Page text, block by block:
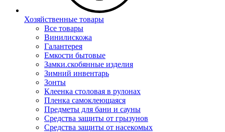
Хозяйственные товары
Все товары
Винилискожа
Галантерея
Емкости бытовые
Замки.скобянные изделия
Зимний инвентарь
Зонты
Клеенка столовая в рулонах
Пленка самоклеющаяся
Предметы для бани и сауны
Средства защиты от грызунов
Средства защиты от насекомых